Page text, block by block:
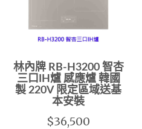
林內牌 RB-H3200 智杏
三口IH爐 感應爐 韓國
製 220V 限定區域送基
本安裝
$36,500